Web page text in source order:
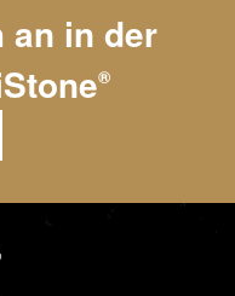
an in der
®